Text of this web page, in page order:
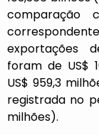
exportações
foram de US$
US$ 959,3
registrada no
milhões).